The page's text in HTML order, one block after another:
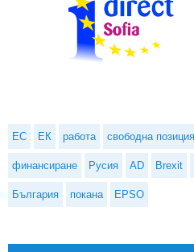
ЕС ЕК работа свободна позиция
финансиране Русия AD Brexit
България покана EPSO